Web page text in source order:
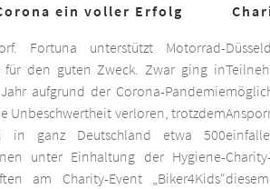
ein voller Erfolg
Fortuna unterstützt Motorrad-
für den guten Zweck. Zwar ging in
aufgrund der Corona-Pandemie
Unbeschwertheit verloren, trotzdem
in ganz Deutschland etwa 500
unter Einhaltung der Hygiene-
am Charity-Event „Biker4Kids“